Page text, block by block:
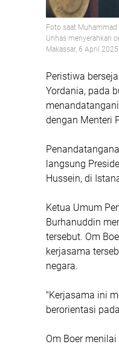
Foto saat
Unhas menyerahkan
Makassar, 6 April 2025.
Peristiwa
Yordania, pada
dengan Menteri
langsung
Hussein, di
Ketua Umum
Burhanuddin
tersebut. Om
kerjasama
negara.
"Kerjasama ini
berorientasi
Om Boer